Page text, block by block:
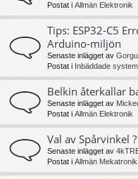
Postat i Allmän Elektronik
Tips: ESP32-C5
Arduino-miljön
Senaste inlägget av
Postat i Inbäddade
Belkin återkallar
Senaste inlägget av
Postat i Allmän Elektronik
Val av Spårvinkel ?
Senaste inlägget av
Postat i Allmän Mekatronik